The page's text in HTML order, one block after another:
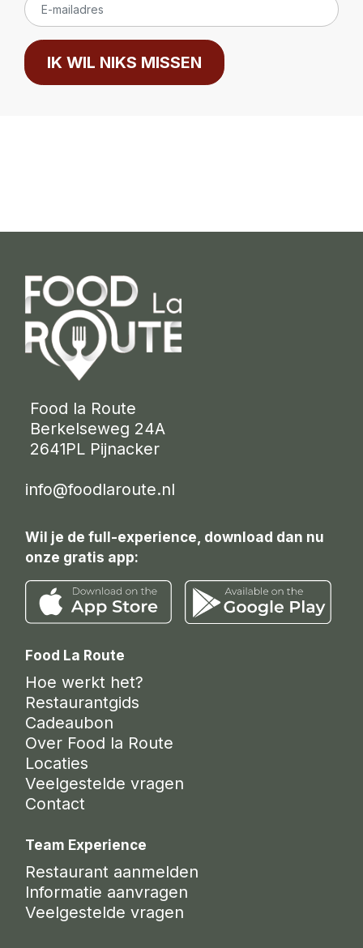
IK WIL NIKS MISSEN
Food la Route
Berkelseweg 24A
2641PL Pijnacker
info@foodlaroute.nl
Wil je de full-experience, download dan nu
onze gratis app:
Food La Route
Hoe werkt het?
Restaurantgids
Cadeaubon
Over Food la Route
Locaties
Veelgestelde vragen
Contact
Team Experience
Restaurant aanmelden
Informatie aanvragen
Veelgestelde vragen